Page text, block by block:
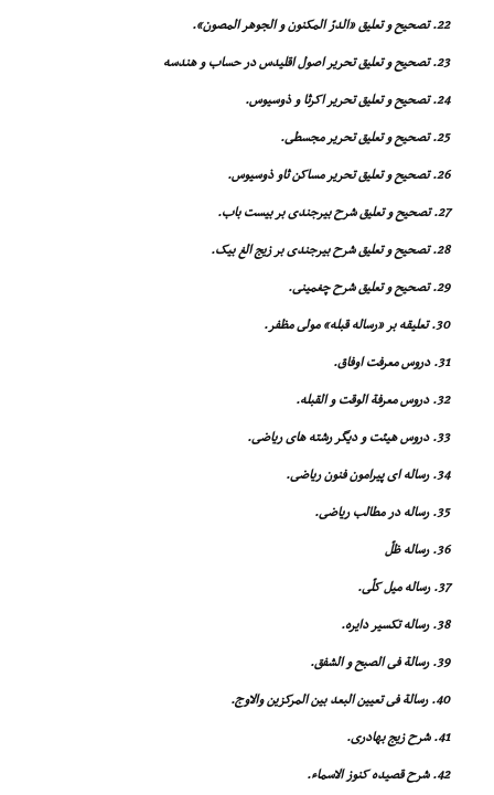
22. تصحیح و تعلیق «الدرّ المکنون و الجوهر المصون».
23. تصحیح و تعلیق تحریر اصول اقلیدس در حساب و هندسه
24. تصحیح و تعلیق تحریر اکرثا و ذوسیوس.
25. تصحیح و تعلیق تحریر مجسطى.
26. تصحیح و تعلیق تحریر مساکن ثاو ذوسیوس.
27. تصحیح و تعلیق شرح بیرجندى بر بیست باب.
28. تصحیح و تعلیق شرح بیرجندى بر زیج الغ بیک.
29. تصحیح و تعلیق شرح چغمینى.
30. تعلیقه بر «رساله قبله» مولى مظفر.
31. دروس معرفت اوفاق.
32. دروس معرفة الوقت و القبله.
33. دروس هیئت و دیگر رشته هاى ریاضى.
34. رساله اى پیرامون فنون ریاضى.
35. رساله در مطالب ریاضى.
36. رساله ظلّ
37. رساله میل کلّى.
38. رساله تکسیر دایره.
39. رسالة فى الصبح و الشفق.
40. رسالة فى تعیین البعد بین المرکزین والاوج.
41. شرح زیج بهادرى.
42. شرح قصیده کنوز الاسماء.